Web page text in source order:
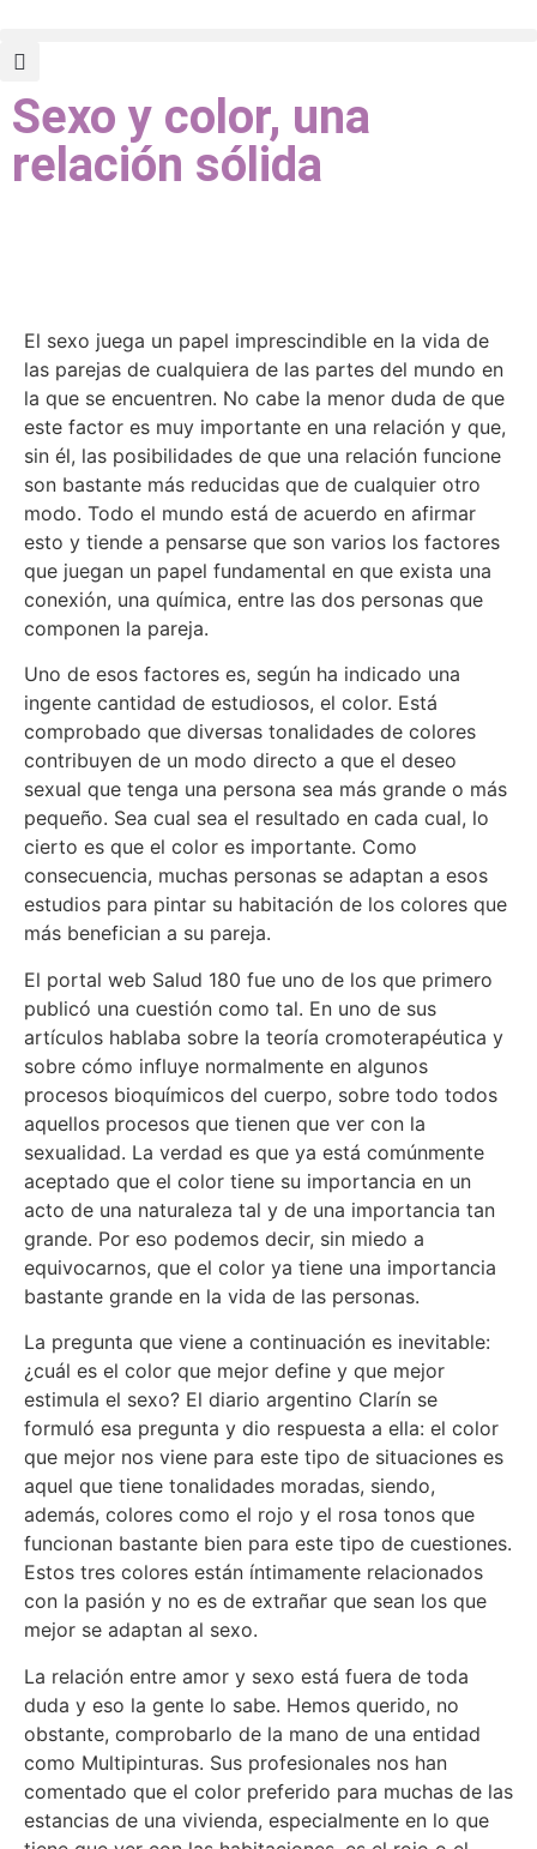
Sexo y color, una
relación sólida
El sexo juega un papel imprescindible en la vida de
las parejas de cualquiera de las partes del mundo en
la que se encuentren. No cabe la menor duda de que
este factor es muy importante en una relación y que,
sin él, las posibilidades de que una relación funcione
son bastante más reducidas que de cualquier otro
modo. Todo el mundo está de acuerdo en afirmar
esto y tiende a pensarse que son varios los factores
que juegan un papel fundamental en que exista una
conexión, una química, entre las dos personas que
componen la pareja.
Uno de esos factores es, según ha indicado una
ingente cantidad de estudiosos, el color. Está
comprobado que diversas tonalidades de colores
contribuyen de un modo directo a que el deseo
sexual que tenga una persona sea más grande o más
pequeño. Sea cual sea el resultado en cada cual, lo
cierto es que el color es importante. Como
consecuencia, muchas personas se adaptan a esos
estudios para pintar su habitación de los colores que
más benefician a su pareja.
El portal web Salud 180 fue uno de los que primero
publicó una cuestión como tal. En uno de sus
artículos hablaba sobre la teoría cromoterapéutica y
sobre cómo influye normalmente en algunos
procesos bioquímicos del cuerpo, sobre todo todos
aquellos procesos que tienen que ver con la
sexualidad. La verdad es que ya está comúnmente
aceptado que el color tiene su importancia en un
acto de una naturaleza tal y de una importancia tan
grande. Por eso podemos decir, sin miedo a
equivocarnos, que el color ya tiene una importancia
bastante grande en la vida de las personas.
La pregunta que viene a continuación es inevitable:
¿cuál es el color que mejor define y que mejor
estimula el sexo? El diario argentino Clarín se
formuló esa pregunta y dio respuesta a ella: el color
que mejor nos viene para este tipo de situaciones es
aquel que tiene tonalidades moradas, siendo,
además, colores como el rojo y el rosa tonos que
funcionan bastante bien para este tipo de cuestiones.
Estos tres colores están íntimamente relacionados
con la pasión y no es de extrañar que sean los que
mejor se adaptan al sexo.
La relación entre amor y sexo está fuera de toda
duda y eso la gente lo sabe. Hemos querido, no
obstante, comprobarlo de la mano de una entidad
como Multipinturas. Sus profesionales nos han
comentado que el color preferido para muchas de las
estancias de una vivienda, especialmente en lo que